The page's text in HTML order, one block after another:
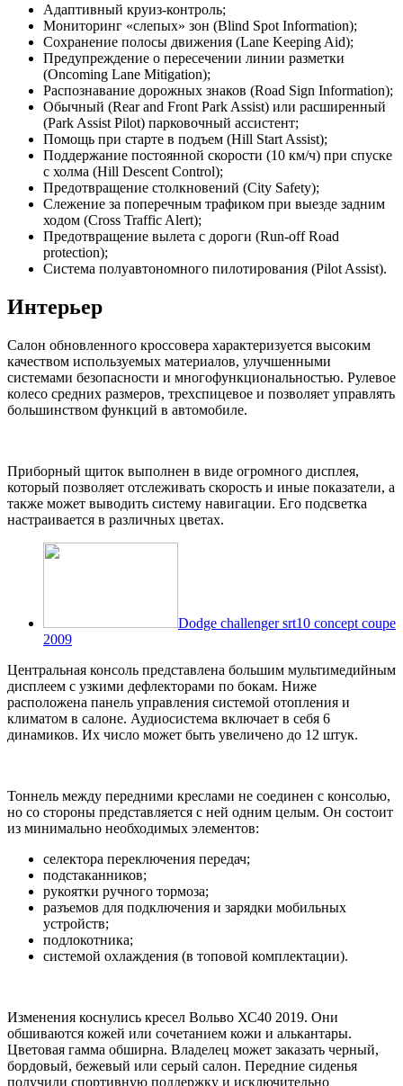
Адаптивный круиз-контроль;
Мониторинг «слепых» зон (Blind Spot Information);
Сохранение полосы движения (Lane Keeping Aid);
Предупреждение о пересечении линии разметки
(Oncoming Lane Mitigation);
Распознавание дорожных знаков (Road Sign Information);
Обычный (Rear and Front Park Assist) или расширенный
(Park Assist Pilot) парковочный ассистент;
Помощь при старте в подъем (Hill Start Assist);
Поддержание постоянной скорости (10 км/ч) при спуске
с холма (Hill Descent Control);
Предотвращение столкновений (City Safety);
Слежение за поперечным трафиком при выезде задним
ходом (Cross Traffic Alert);
Предотвращение вылета с дороги (Run-off Road
protection);
Система полуавтономного пилотирования (Pilot Assist).
Интерьер
Салон обновленного кроссовера характеризуется высоким
качеством используемых материалов, улучшенными
системами безопасности и многофункциональностью. Рулевое
колесо средних размеров, трехспицевое и позволяет управлять
большинством функций в автомобиле.
Приборный щиток выполнен в виде огромного дисплея,
который позволяет отслеживать скорость и иные показатели, а
также может выводить систему навигации. Его подсветка
настраивается в различных цветах.
Dodge challenger srt10 concept coupe
2009
Центральная консоль представлена большим мультимедийным
дисплеем с узкими дефлекторами по бокам. Ниже
расположена панель управления системой отопления и
климатом в салоне. Аудиосистема включает в себя 6
динамиков. Их число может быть увеличено до 12 штук.
Тоннель между передними креслами не соединен с консолью,
но со стороны представляется с ней одним целым. Он состоит
из минимально необходимых элементов:
селектора переключения передач;
подстаканников;
рукоятки ручного тормоза;
разъемов для подключения и зарядки мобильных
устройств;
подлокотника;
системой охлаждения (в топовой комплектации).
Изменения коснулись кресел Вольво ХС40 2019. Они
обшиваются кожей или сочетанием кожи и алькантары.
Цветовая гамма обширна. Владелец может заказать черный,
бордовый, бежевый или серый салон. Передние сиденья
получили спортивную поддержку и исключительно